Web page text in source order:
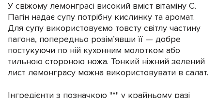
У свіжому лемонграсі високий вміст вітаміну С.
Пагін надає супу потрібну кислинку та аромат.
Для супу використовуємо товсту світлу частину
пагона, попередньо розім’явши її — добре
постукуючи по ній кухонним молотком або
тильною стороною ножа. Тонкий ніжний зелений
лист лемонграсу можна використовувати в салат.
Інгредієнти з позначкою "*" у крайньому разі